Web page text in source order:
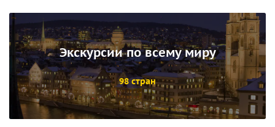
Экскурсии по всему миру
98 стран